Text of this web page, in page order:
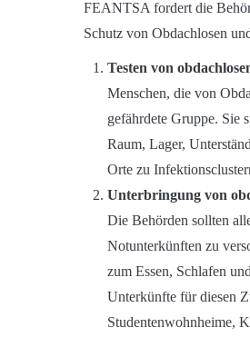
FEANTSA fordert die
Schutz von Obdachlosen
Testen von
Menschen, die von
gefährdete Gruppe. Sie
Raum, Lager,
Orte zu
Unterbringung von
Die Behörden sollten
Notunterkünften zu
zum Essen, Schlafen
Unterkünfte für diesen
Studentenwohnheime,